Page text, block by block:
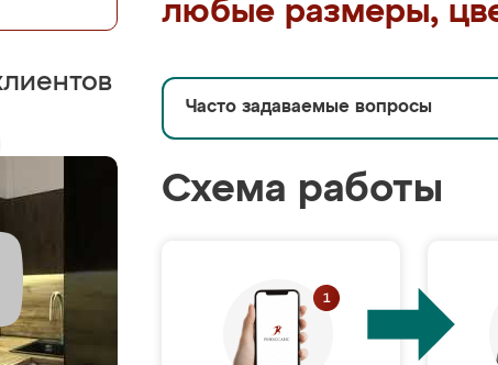
любые размеры,
Часто задаваемые вопросы
Схема работы